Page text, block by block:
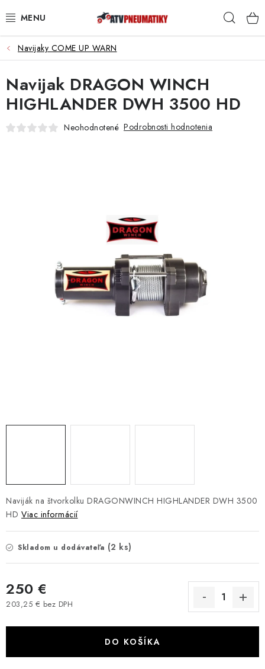
na
PNEUMATIKY
DISKY
ROZŠIROVACIE PODLOŽKY
NÁVLEKY TLMIČOV
NAVIJAKY COME UP WARN
ŠTVORKOLKY
NOVINKY
VÝPREDAJ
INÉ PRÍSLUŠENSTVO
YAMAHA GRIZZLY 550/660/700
Navijaky COME UP WARN
Naviják na štvorkolku DRAGONWINCH HIGHLANDER DWH 3500
HD Viac informácií
Skladom u dodávateľa (2 ks)
250 €
203,25 € bez DPH
DO KOŠÍKA
Navijak DRAGON WINCH
HIGHLANDER DWH 3500 HD
Neohodnotené Podrobnosti hodnotenia